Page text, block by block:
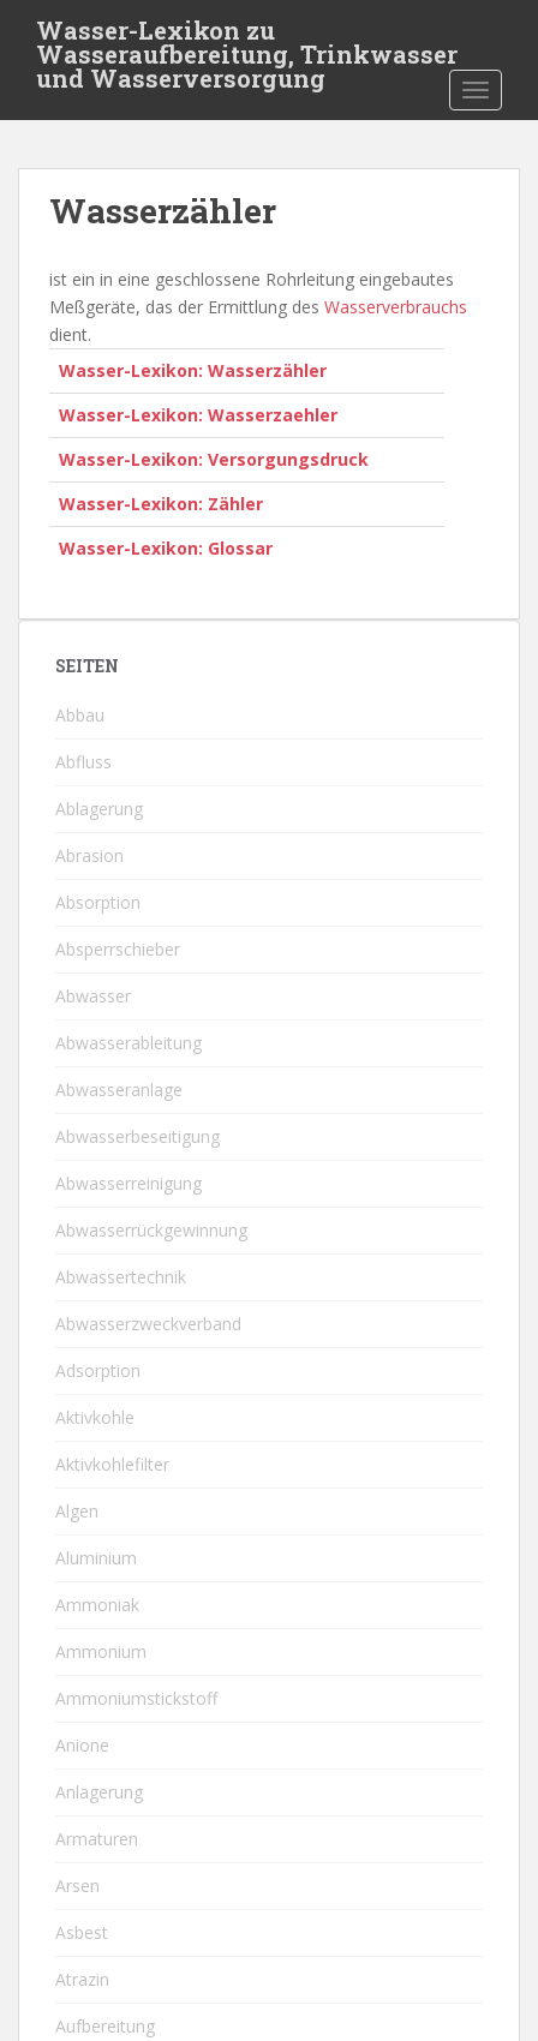
t
Wasser-Lexikon zu
Wasseraufbereitung, Trinkwasser
und Wasserversorgung
Wasserzähler
ist ein in eine geschlossene Rohrleitung eingebautes
Meßgeräte, das der Ermittlung des Wasserverbrauchs
dient.
Wasser-Lexikon: Wasserzähler
Wasser-Lexikon: Wasserzaehler
Wasser-Lexikon: Versorgungsdruck
Wasser-Lexikon: Zähler
Wasser-Lexikon: Glossar
SEITEN
Abbau
Abfluss
Ablagerung
Abrasion
Absorption
Absperrschieber
Abwasser
Abwasserableitung
Abwasseranlage
Abwasserbeseitigung
Abwasserreinigung
Abwasserrückgewinnung
Abwassertechnik
Abwasserzweckverband
Adsorption
Aktivkohle
Aktivkohlefilter
Algen
Aluminium
Ammoniak
Ammonium
Ammoniumstickstoff
Anione
Anlagerung
Armaturen
Arsen
Asbest
Atrazin
Aufbereitung